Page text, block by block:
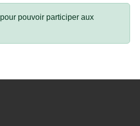
pour pouvoir participer aux